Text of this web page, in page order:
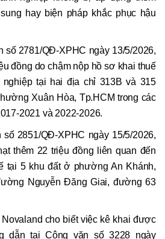
hay biện pháp khắc phục hậu
số 2781/QĐ-XPHC ngày 13/5/2026,
đồng do chậm nộp hồ sơ khai thuế
tại hai địa chỉ 313B và 315
Xuân Hòa, Tp.HCM trong các
2021 và 2022-2026.
2851/QĐ-XPHC ngày 15/5/2026,
thêm 22 triệu đồng liên quan đến
tại 5 khu đất ở phường An Khánh,
Nguyễn Đăng Giai, đường 63
Novaland cho biết việc kê khai được
dẫn tại Công văn số 3228 ngày